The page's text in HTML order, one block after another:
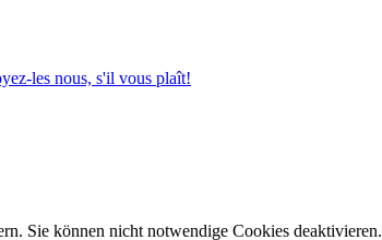
les nous, s'il vous plaît!
Sie können nicht notwendige Cookies deaktivieren.